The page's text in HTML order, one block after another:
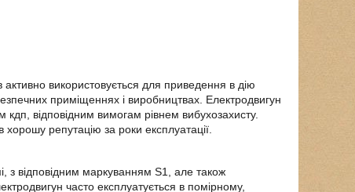
активно використовується для приведення в дію
приміщеннях і виробництвах. Електродвигун
відповідним вимогам рівнем вибухозахисту.
репутацію за роки експлуатації.
з відповідним маркуванням S1, але також
часто експлуатується в помірному,